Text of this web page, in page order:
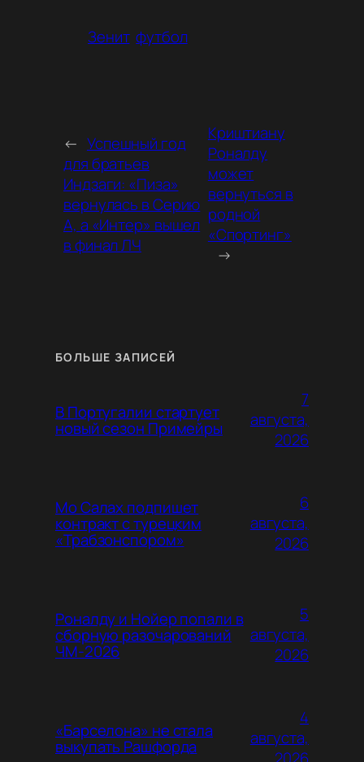
Зенит футбол
← Успешный год
для братьев
Индзаги: «Пиза»
вернулась в Серию
А, а «Интер» вышел
в финал ЛЧ
Криштиану
Роналду
может
вернуться в
родной
«Спортинг»
→
БОЛЬШЕ ЗАПИСЕЙ
В Португалии стартует
новый сезон Примейры
7
августа,
2026
Мо Салах подпишет
контракт с турецким
«Трабзонспором»
6
августа,
2026
Роналду и Нойер попали в
сборную разочарований
ЧМ-2026
5
августа,
2026
«Барселона» не стала
выкупать Рашфорда
4
августа,